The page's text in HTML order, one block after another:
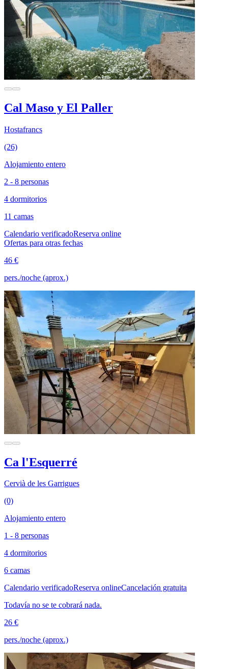
Cal Maso y El Paller
Hostafrancs
(26)
Alojamiento entero
2 - 8 personas
4 dormitorios
11 camas
Calendario verificadoReserva online
Ofertas para otras fechas
46 €
pers./noche (aprox.)
Ca l'Esquerré
Cervià de les Garrigues
(0)
Alojamiento entero
1 - 8 personas
4 dormitorios
6 camas
Calendario verificadoReserva onlineCancelación gratuita
Todavía no se te cobrará nada.
26 €
pers./noche (aprox.)